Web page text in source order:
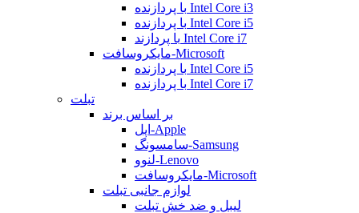
با پردازنده Intel Core i3
با پردازنده Intel Core i5
با پردازند Intel Core i7
مایکروسافت-Microsoft
با پردازنده Intel Core i5
با پردازنده Intel Core i7
تبلت
بر اساس برند
اپل-Apple
سامسونگ-Samsung
لنوو-Lenovo
مایکروسافت-Microsoft
لوازم جانبی تبلت
لیبل و ضد خش تبلت